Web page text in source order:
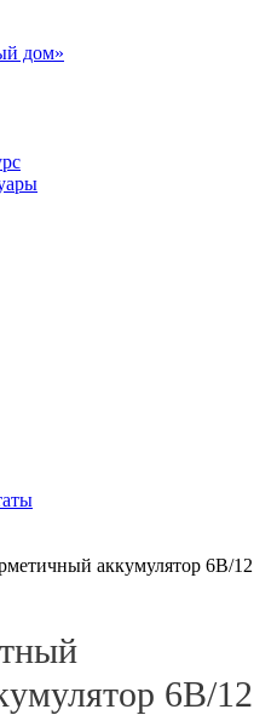
дом»
аккумулятор 6В/12
6В/12